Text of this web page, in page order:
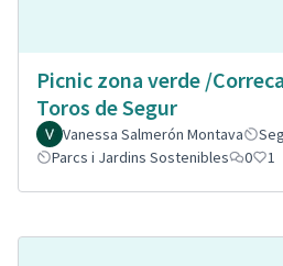
Picnic zona verde /
Toros de Segur
Vanessa Salmerón Montava
Parcs i Jardins Sostenibles
0 1